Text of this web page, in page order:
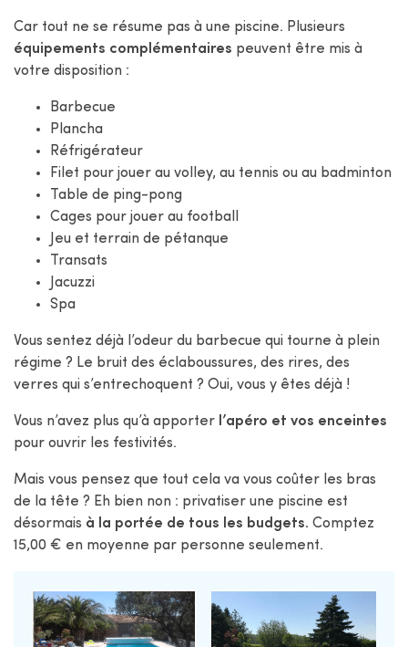
Car tout ne se résume pas à une piscine. Plusieurs
équipements complémentaires peuvent être mis à
votre disposition :
Barbecue
Plancha
Réfrigérateur
Filet pour jouer au volley, au tennis ou au badminton
Table de ping-pong
Cages pour jouer au football
Jeu et terrain de pétanque
Transats
Jacuzzi
Spa
Vous sentez déjà l’odeur du barbecue qui tourne à plein
régime ? Le bruit des éclaboussures, des rires, des
verres qui s’entrechoquent ? Oui, vous y êtes déjà !
Vous n’avez plus qu’à apporter l’apéro et vos enceintes
pour ouvrir les festivités.
Mais vous pensez que tout cela va vous coûter les bras
de la tête ? Eh bien non : privatiser une piscine est
désormais à la portée de tous les budgets. Comptez
15,00 € en moyenne par personne seulement.